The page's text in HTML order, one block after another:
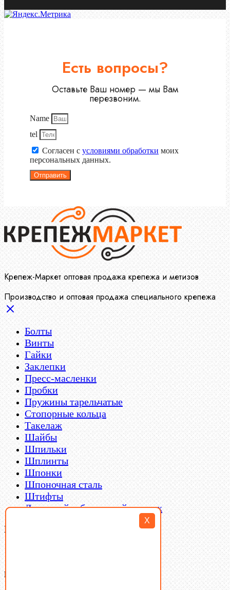
X
Есть вопросы?
Оставьте Ваш номер — мы Вам
перезвоним.
Name
tel
Согласен с условиями обработки моих
персональных данных.
Отправить
Крепеж-Маркет оптовая продажа крепежа и метизов
Производство и оптовая продажа специального крепежа
Болты
Винты
Гайки
Заклепки
Пресс-масленки
Пробки
Пружины тарельчатые
Стопорные кольца
Такелаж
Шайбы
Шпильки
Шплинты
Шпонки
Шпоночная сталь
Штифты
Латунный и бронзовый крепеж
Filter By
Категории товаров